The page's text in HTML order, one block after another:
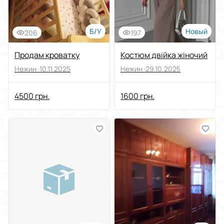
206 Б/У
Продам кроватку
Нежин ·10.11.2025
4500 грн.
197 Новый
Костюм двійка жіночий
Нежин ·29.10.2025
1600 грн.